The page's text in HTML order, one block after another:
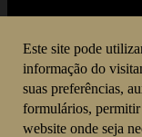
Copyright © Todos
Está a visualizar:
Este site pode
informação do
suas preferências,
formulários, permitir
website onde seja